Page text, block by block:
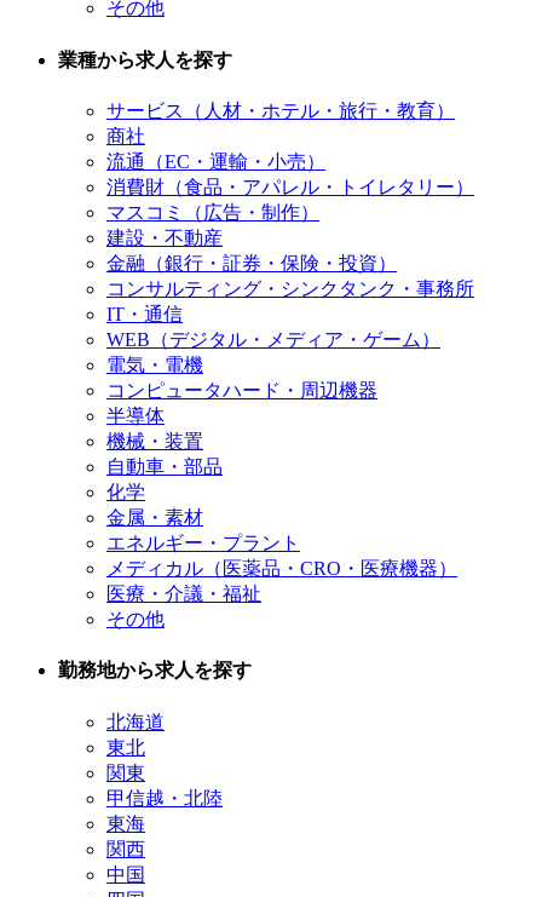
その他
業種から求人を探す
サービス（人材・ホテル・旅行・教育）
商社
流通（EC・運輸・小売）
消費財（食品・アパレル・トイレタリー）
マスコミ（広告・制作）
建設・不動産
金融（銀行・証券・保険・投資）
コンサルティング・シンクタンク・事務所
IT・通信
WEB（デジタル・メディア・ゲーム）
電気・電機
コンピュータハード・周辺機器
半導体
機械・装置
自動車・部品
化学
金属・素材
エネルギー・プラント
メディカル（医薬品・CRO・医療機器）
医療・介議・福祉
その他
勤務地から求人を探す
北海道
東北
関東
甲信越・北陸
東海
関西
中国